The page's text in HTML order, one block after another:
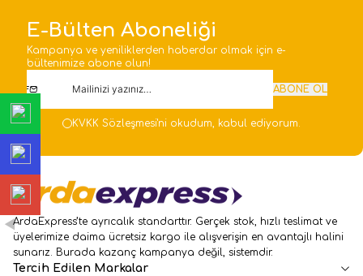
E-Bülten Aboneliği
Kampanya ve yeniliklerden haberdar olmak için e-
bültenimize abone olun!
ABONE OL
KVKK Sözleşmesi'niokudum, kabul ediyorum.
ArdaExpress’te ayrıcalık standarttır. Gerçek stok, hızlı teslimat ve
üyelerimize daima ücretsiz kargo ile alışverişin en avantajlı halini
sunarız. Burada kazanç kampanya değil, sistemdir.
Tercih Edilen Markalar